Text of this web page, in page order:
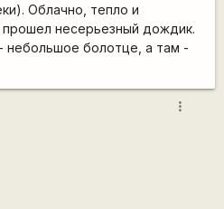
Облачно, тепло и
несерьезный дождик.
небольшое болотце, а там -
more_vert